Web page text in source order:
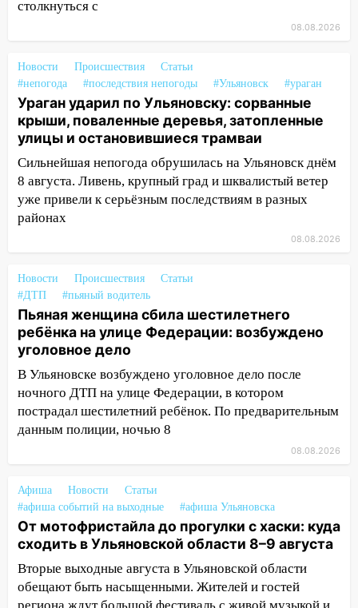
14:16 Шторм продолжает ломать город:
14:14
Студента из Ульяновска обманули
мошенники под видом преподавателя
14:12 Куда жаловаться ульяновцам на
упавшее дерево или затопленную улицу
после непогоды
13:59 В Новом городе ураганным
ветром сорвало опалубку со
строящегося дома
как устраняют последствия мощного
шторма
13:49 Стихия продолжает крушить
Ульяновск: дерево рухнуло на дом на
Орджоникидзе
13:47 На Нижней Террасе мощным
ветром вырвало дерево с корнем
13:46 Сильный ветер сорвал крышу с
транспорту: в Ульяновске трамвай
сошёл с рельсов
13:22 Упавшие деревья перекрыли
13:17 Непогода в Ульяновске не
столкнуться с
08.08.2026
Новости Происшествия
Статьи
#непогода
#последствия непогоды #Ульяновск #ураган
Ураган ударил по Ульяновску: сорванные
крыши, поваленные деревья, затопленные
улицы и остановившиеся трамваи
Сильнейшая непогода обрушилась на Ульяновск днём
8 августа. Ливень, крупный град и шквалистый ветер
уже привели к серьёзным последствиям в разных
районах
08.08.2026
Новости Происшествия
Статьи
#ДТП
#пьяный водитель
Пьяная женщина сбила шестилетнего
ребёнка на улице Федерации: возбуждено
уголовное дело
В Ульяновске возбуждено уголовное дело после
ночного ДТП на улице Федерации, в котором
пострадал шестилетний ребёнок. По предварительным
данным полиции, ночью 8
08.08.2026
Афиша Новости
Статьи
#афиша событий на выходные
#афиша Ульяновска
От мотофристайла до прогулки с хаски: куда
сходить в Ульяновской области 8–9 августа
Вторые выходные августа в Ульяновской области
обещают быть насыщенными. Жителей и гостей